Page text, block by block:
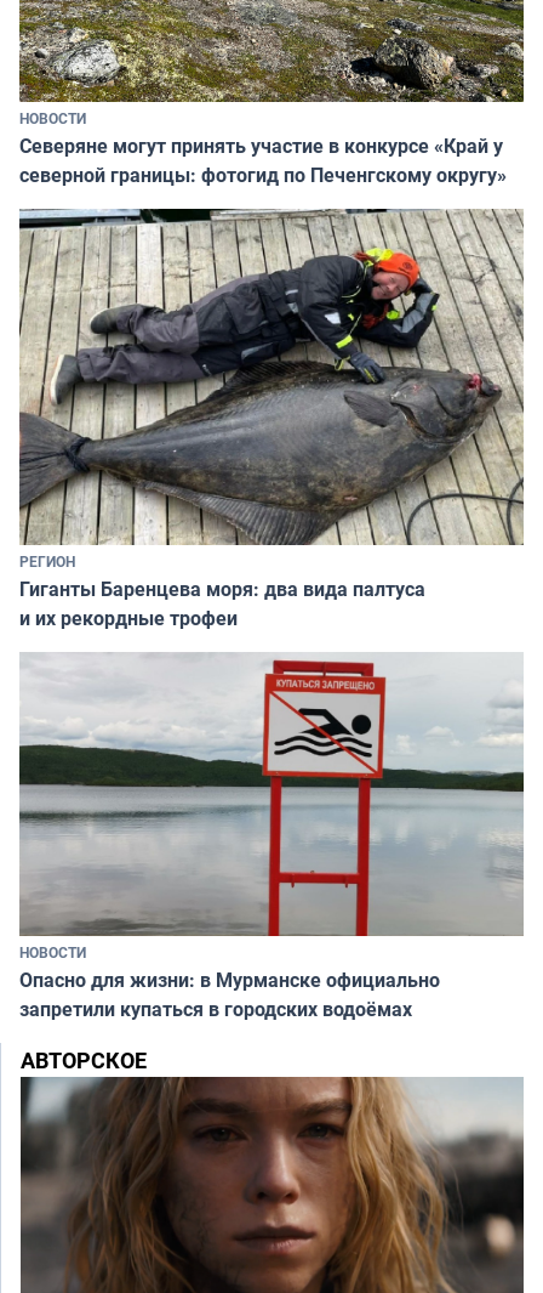
НОВОСТИ
Северяне могут принять участие в конкурсе «Край у
северной границы: фотогид по Печенгскому округу»
РЕГИОН
Гиганты Баренцева моря: два вида палтуса
и их рекордные трофеи
НОВОСТИ
Опасно для жизни: в Мурманске официально
запретили купаться в городских водоёмах
АВТОРСКОЕ